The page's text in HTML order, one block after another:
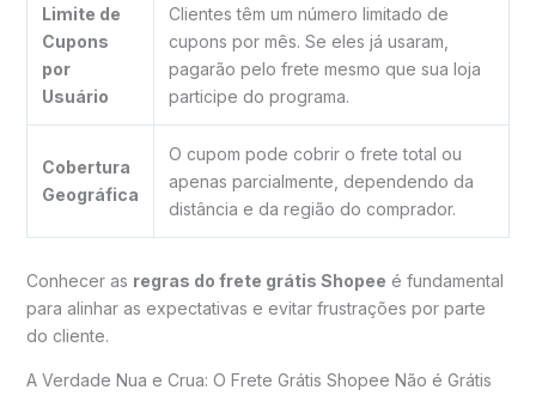
Limite de
Cupons
por
Usuário
Clientes têm um número limitado de
cupons por mês. Se eles já usaram,
pagarão pelo frete mesmo que sua loja
participe do programa.
Cobertura
Geográfica
O cupom pode cobrir o frete total ou
apenas parcialmente, dependendo da
distância e da região do comprador.
Conhecer as regras do frete grátis Shopee é fundamental
para alinhar as expectativas e evitar frustrações por parte
do cliente.
A Verdade Nua e Crua: O Frete Grátis Shopee Não é Grátis